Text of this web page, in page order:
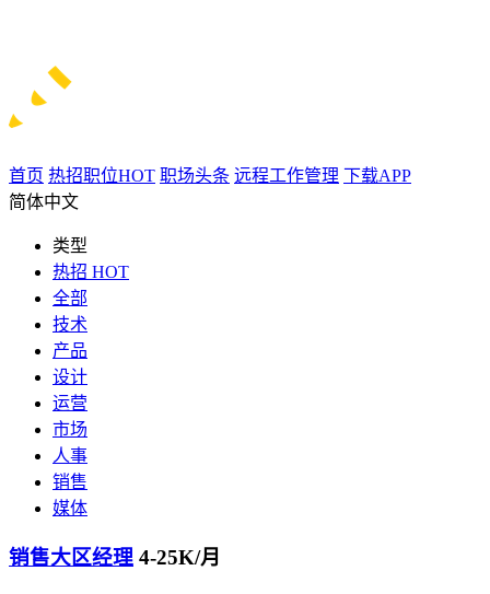
首页 热招职位HOT 职场头条 远程工作管理 下载APP
简体中文
类型
热招 HOT
全部
技术
产品
设计
运营
市场
人事
销售
媒体
销售大区经理 4-25K/月